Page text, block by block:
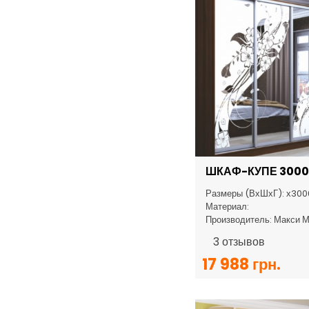
ШКАФ-КУПЕ
Размеры (ВхШхГ):
Материал:
Производитель: Макси
3 отзывов
17 988 грн.